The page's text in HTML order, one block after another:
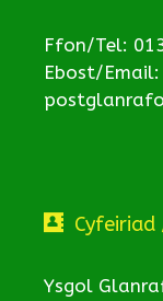
Ffon/Tel:
Ebost/Email:
Cyfeiriad
Ysgol